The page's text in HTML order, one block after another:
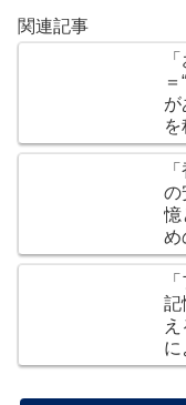
関連記事
が
の
憶
め
記
に
ー